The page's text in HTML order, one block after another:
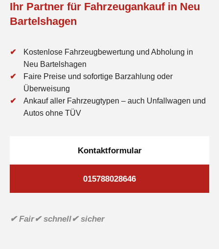
Ihr Partner für Fahrzeugankauf in Neu
Bartelshagen
Kostenlose Fahrzeugbewertung und Abholung in
Neu Bartelshagen
Faire Preise und sofortige Barzahlung oder
Überweisung
Ankauf aller Fahrzeugtypen – auch Unfallwagen und
Autos ohne TÜV
Kontaktformular
015788028646
✔ Fair✔ schnell✔ sicher